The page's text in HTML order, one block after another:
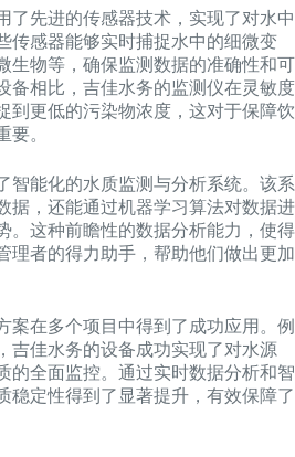
了先进的传感器技术，实现了对水中
传感器能够实时捕捉水中的细微变
生物等，确保监测数据的准确性和可
备相比，吉佳水务的监测仪在灵敏度
到更低的污染物浓度，这对于保障饮
要。
智能化的水质监测与分析系统。该系
据，还能通过机器学习算法对数据进
。这种前瞻性的数据分析能力，使得
理者的得力助手，帮助他们做出更加
案在多个项目中得到了成功应用。例
吉佳水务的设备成功实现了对水源
的全面监控。通过实时数据分析和智
稳定性得到了显著提升，有效保障了